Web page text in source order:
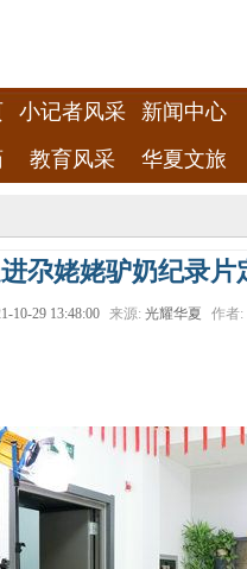
小记者风采
新闻中心
教育风采 华夏文旅
进尕姥姥驴奶纪录
10-29 13:48:00 来源: 光耀华夏 作者: